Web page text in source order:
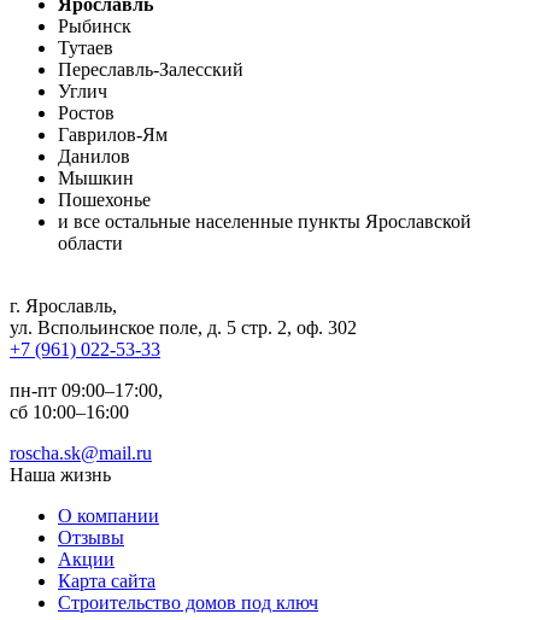
Рыбинск
Тутаев
Переславль-Залесский
Углич
Ростов
Гаврилов-Ям
Данилов
Мышкин
Пошехонье
и все остальные населенные пункты Ярославской
области
г. Ярославль,
ул. Вспольинское поле, д. 5 стр. 2, оф. 302
+7 (961) 022-53-33
пн-пт 09:00–17:00,
сб 10:00–16:00
roscha.sk@mail.ru
Наша жизнь
О компании
Отзывы
Акции
Карта сайта
Строительство домов под ключ